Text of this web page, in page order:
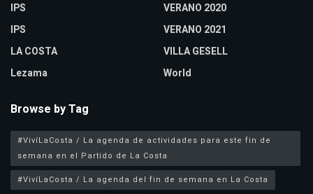
IPS
IPS
LA COSTA
Lezama
VERANO 2020
VERANO 2021
VILLA GESELL
World
Browse by Tag
#VivíLaCosta / La agenda de actividades para este fin de
semana en el Partido de La Costa
#VivíLaCosta / La agenda del fin de semana en La Costa